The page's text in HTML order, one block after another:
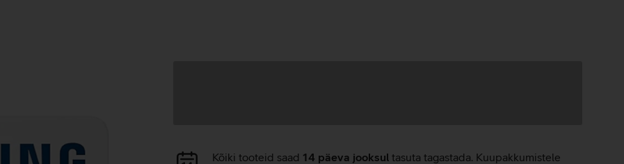
AndmeteKõiki tooteid saad 14 päeva jooksul tasuta tagastada. Kuupakkumistele